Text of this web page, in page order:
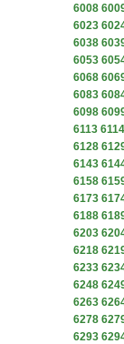
6008
6023
6038
6053
6068
6083
6098
6113 6114
6128
6143
6158
6173
6188
6203
6218
6233
6248
6263
6278
6293